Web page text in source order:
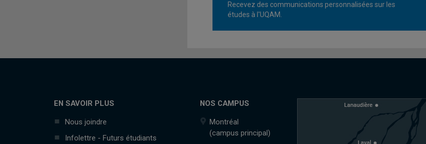
Recevez des communications personnalisées sur les
études à l'UQAM.
EN SAVOIR PLUS
Nous joindre
Infolettre - Futurs étudiants
NOS CAMPUS
Montréal
(campus principal)